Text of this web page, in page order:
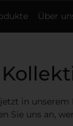
Über
in
Sie uns an,